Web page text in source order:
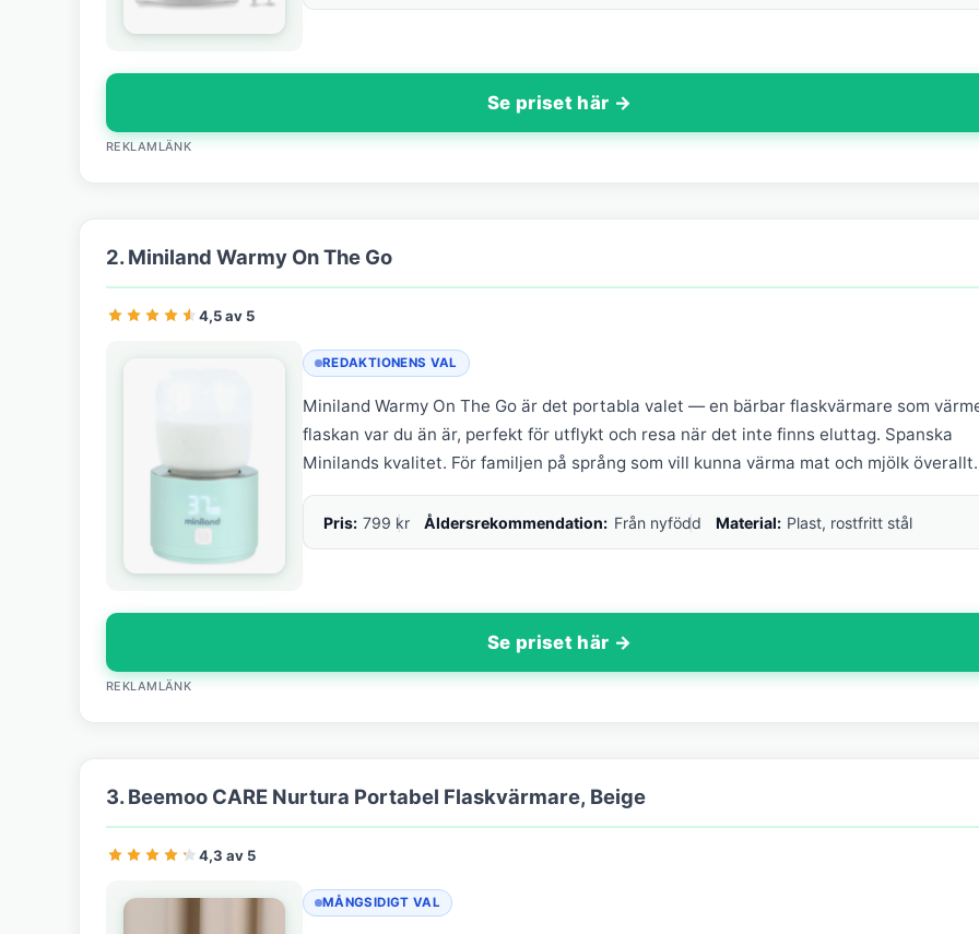
Se priset här →
REKLAMLÄNK
2. Miniland Warmy On The Go
4,5 av 5
REDAKTIONENS VAL
Miniland Warmy On The Go är det portabla valet — en bärbar flaskvärmare som
flaskan var du än är, perfekt för utflykt och resa när det inte finns eluttag. Spanska
Minilands kvalitet. För familjen på språng som vill kunna värma mat och mjölk överallt.
Pris: 799 kr Åldersrekommendation: Från nyfödd Material: Plast, rostfritt stål
Se priset här →
REKLAMLÄNK
3. Beemoo CARE Nurtura Portabel Flaskvärmare, Beige
4,3 av 5
MÅNGSIDIGT VAL